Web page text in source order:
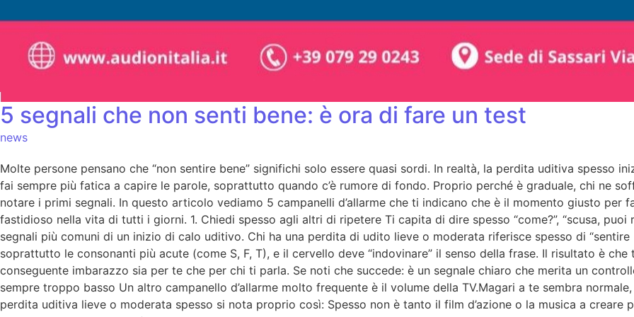
5 segnali che non senti bene: è ora di fare un test
news
Molte persone pensano che “non sentire bene” significhi solo essere quasi sordi. In realtà, la perdita uditiva spesso
fai sempre più fatica a capire le parole, soprattutto quando c’è rumore di fondo. Proprio perché è graduale, chi ne
notare i primi segnali. In questo articolo vediamo 5 campanelli d’allarme che ti indicano che è il momento giusto per
fastidioso nella vita di tutti i giorni. 1. Chiedi spesso agli altri di ripetere Ti capita di dire spesso “come?”, “scusa,
segnali più comuni di un inizio di calo uditivo. Chi ha una perdita di udito lieve o moderata riferisce spesso di
soprattutto le consonanti più acute (come S, F, T), e il cervello deve “indovinare” il senso della frase. Il risultato è
conseguente imbarazzo sia per te che per chi ti parla. Se noti che succede: è un segnale chiaro che merita un
sempre troppo basso Un altro campanello d’allarme molto frequente è il volume della TV.Magari a te sembra
perdita uditiva lieve o moderata spesso si nota proprio così: Spesso non è tanto il film d’azione o la musica a